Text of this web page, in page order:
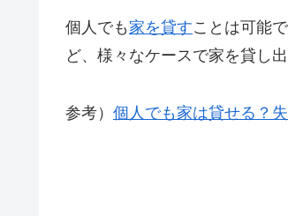
個人でも 家を貸すことは可能
ど、様々なケースで家を貸し出
参考） 個人でも家は貸せる？